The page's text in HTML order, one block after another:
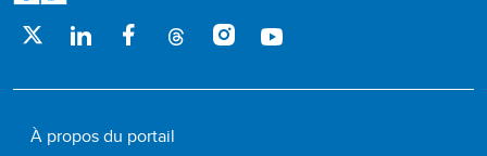
À propos du portail